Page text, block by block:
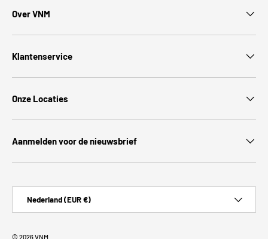
Over VNM
Klantenservice
Onze Locaties
Aanmelden voor de nieuwsbrief
Nederland (EUR €)
© 2026VNM